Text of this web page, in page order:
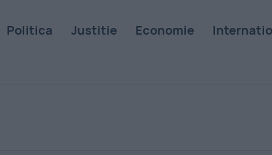
Politica Justitie Economie